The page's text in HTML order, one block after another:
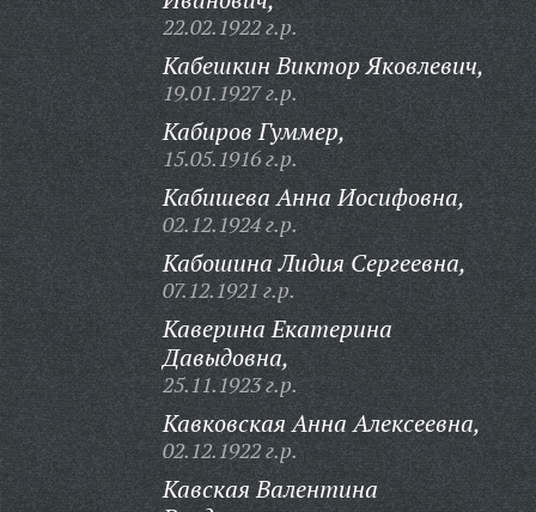
22.02.1922 г.р.
Кабешкин Виктор Яковлевич,
19.01.1927 г.р.
Кабиров Гуммер,
15.05.1916 г.р.
Кабишева Анна Иосифовна,
02.12.1924 г.р.
Кабошина Лидия Сергеевна,
07.12.1921 г.р.
Каверина Екатерина
Давыдовна,
25.11.1923 г.р.
Кавковская Анна Алексеевна,
02.12.1922 г.р.
Кавская Валентина